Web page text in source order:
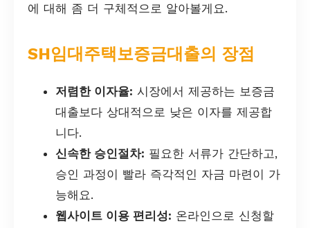
에 대해 좀 더 구체적으로 알아볼게요.
SH임대주택보증금대출의 장점
저렴한 이자율: 시장에서 제공하는 보증금
대출보다 상대적으로 낮은 이자를 제공합
니다.
신속한 승인절차: 필요한 서류가 간단하고,
승인 과정이 빨라 즉각적인 자금 마련이 가
능해요.
웹사이트 이용 편리성: 온라인으로 신청할